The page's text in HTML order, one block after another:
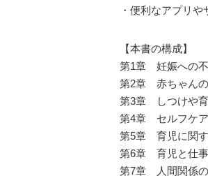
・便利なアプリ
【本書の構成】
第1章 妊娠への不
第2章 赤ちゃんの
第3章 しつけや育
第4章 セルフケア
第5章 育児に関す
第6章 育児と仕事
第7章 人間関係の